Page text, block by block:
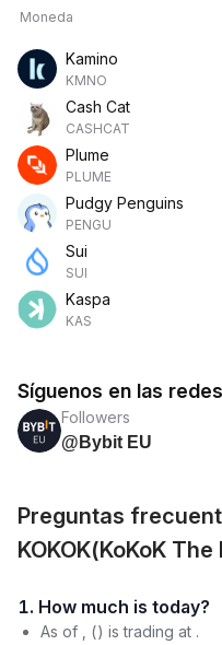
Moneda
Kamino
KMNO
Cash Cat
CASHCAT
Plume
PLUME
Pudgy Penguins
PENGU
Sui
SUI
Kaspa
KAS
Síguenos en las
Followers
@Bybit EU
Preguntas
KOKOK(KoKoK The
1. How much is today?
As of , () is trading at .